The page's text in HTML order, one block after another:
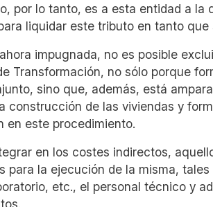
por lo tanto, es a esta entidad a la
liquidar este tributo en tanto
impugnada, no es posible
Transformación, no sólo porque
sino que, además, está
construcción de las viviendas y
en este procedimiento.
en los costes indirectos,
para la ejecución de la misma,
etc., el personal técnico y